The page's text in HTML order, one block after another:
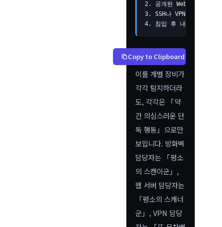
2. 공개된 Web 포트에
3. SSH나 VPN으로 무
4. 침입 후 내부 네트워
Copy to Clipboard
이를 개별 장비가
각각 탐지하더라
도, 각각은 「약
간 의심스러운 단
독 행동」으로만
보입니다. 방화벽
담당자는 「평소
의 스캔이군」,
웹 서버 담당자는
「평소의 스캐너
군」, VPN 담당